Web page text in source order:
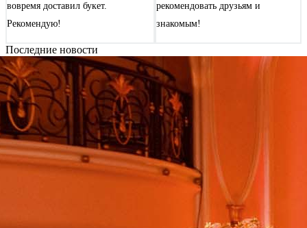
вовремя доставил букет.
Рекомендую!
рекомендовать друзьям и
знакомым!
Последние новости